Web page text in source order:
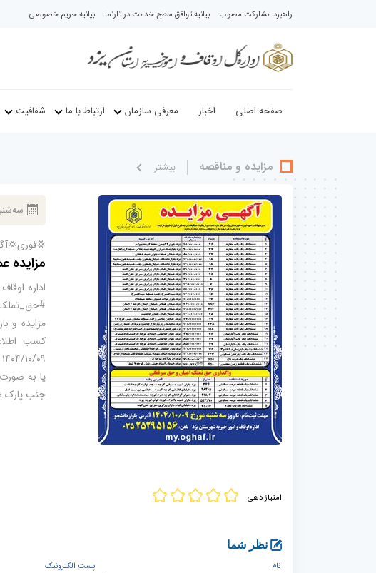
راهبرد مشارکت مصوب بیانیه توافق سطح خدمت در تارنما بیانیه حریم خصوصی
صفحه اصلی اخبار معرفی سازمان ارتباط با ما شفافیت
مزایده و مناقصه بيشتر
مزایده
مزایده و
یا به
جنب پارک شادی
امتیاز دهی
نظر شما
نام
پست الكترونيک